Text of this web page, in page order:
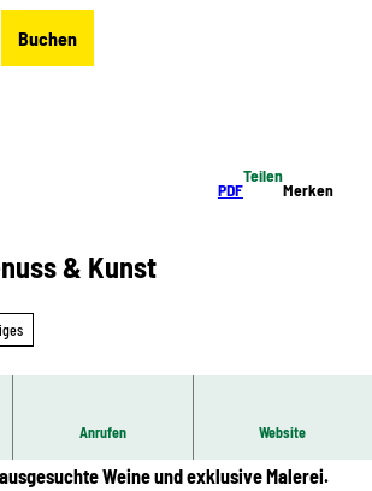
Buchen
PDF
Teilen
Merken
& Kunst
Anrufen Website
Weine und exklusive Malerei.